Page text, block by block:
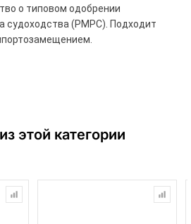
о типовом одобрении
судоходства (РМРС). Подходит
этой категории